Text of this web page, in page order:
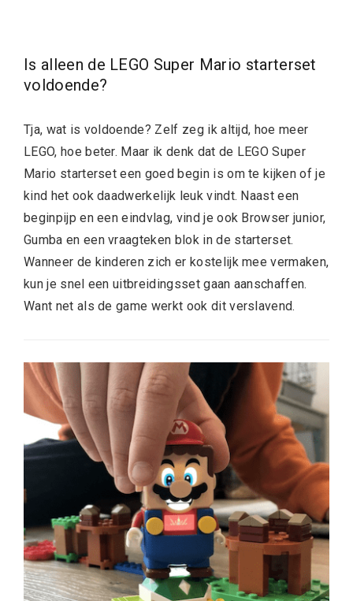
Is alleen de LEGO Super Mario starterset
voldoende?
Tja, wat is voldoende? Zelf zeg ik altijd, hoe meer
LEGO, hoe beter. Maar ik denk dat de LEGO Super
Mario starterset een goed begin is om te kijken of je
kind het ook daadwerkelijk leuk vindt. Naast een
beginpijp en een eindvlag, vind je ook Browser junior,
Gumba en een vraagteken blok in de starterset.
Wanneer de kinderen zich er kostelijk mee vermaken,
kun je snel een uitbreidingsset gaan aanschaffen.
Want net als de game werkt ook dit verslavend.